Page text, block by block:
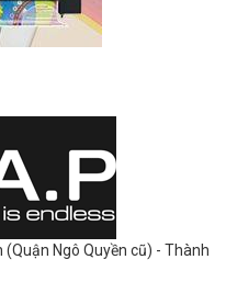
(Quận Ngô Quyền cũ) - Thành